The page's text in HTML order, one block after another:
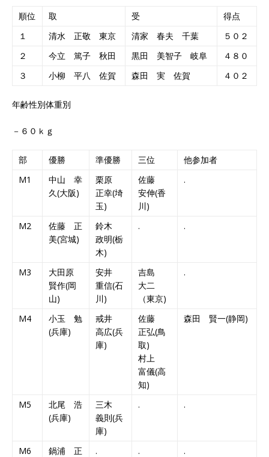
順位 取 受
得点
１
清水 正敬 東京 清家 春夫 千葉
５０２
２
今立 篤子 秋田 黒田 美智子 岐阜
４８０
３
小柳 平八 佐賀 森田 実 佐賀 ４０２
年齢性別体重別
－６０ｋｇ
部 優勝 準優勝 三位
他参加者
M1
中山 幸
久(大阪)
栗原
正幸(埼
玉)
佐藤
安伸(香
川)
.
M2
佐藤 正
美(宮城)
鈴木
政明(栃
木)
. .
M3
大田原
賢作(岡
山)
安井
重信(石
川)
吉島
大二
（東京)
.
M4
小玉 勉
(兵庫)
戒井
高広(兵
庫)
佐藤
正弘(鳥
取)
村上
富儀(高
知)
森田 賢一(静岡)
M5
北尾 浩
(兵庫)
三木
義則(兵
庫)
. .
M6
鍋浦 正
. . .